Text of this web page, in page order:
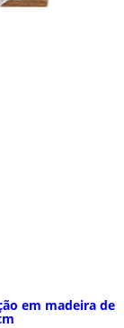
em madeira de